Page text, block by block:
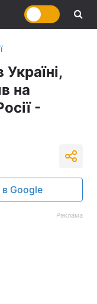
на
-
в Google
Реклама